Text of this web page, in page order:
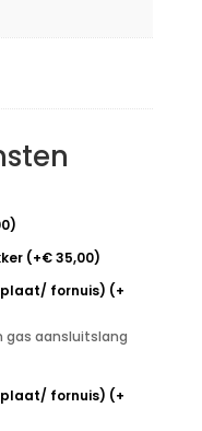
)
(+€35,00)
fornuis) (+
gas aansluitslang
fornuis) (+